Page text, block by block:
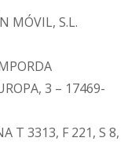
MÓVIL, S.L.
3 – 17469-
T 3313, F 221, S 8,